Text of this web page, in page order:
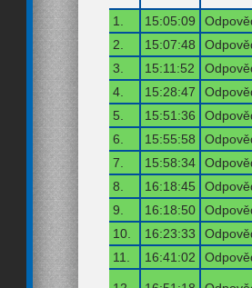
1.
15:05:09
2.
15:07:48
3.
15:11:52
4.
15:28:47
5.
15:51:36
6.
15:55:58
7.
15:58:34
8.
16:18:45
9.
16:18:50
10.
16:23:33
11.
16:41:02